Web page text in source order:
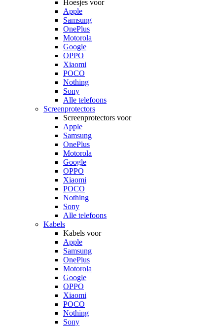
Hoesjes voor
Apple
Samsung
OnePlus
Motorola
Google
OPPO
Xiaomi
POCO
Nothing
Sony
Alle telefoons
Screenprotectors
Screenprotectors voor
Apple
Samsung
OnePlus
Motorola
Google
OPPO
Xiaomi
POCO
Nothing
Sony
Alle telefoons
Kabels
Kabels voor
Apple
Samsung
OnePlus
Motorola
Google
OPPO
Xiaomi
POCO
Nothing
Sony